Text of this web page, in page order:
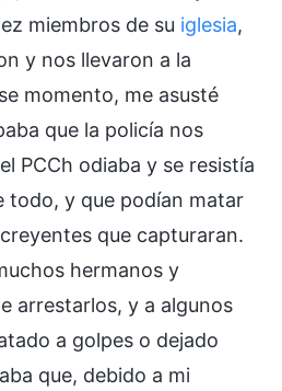
miembros de su iglesia,
y nos llevaron a la
momento, me asusté
que la policía nos
PCCh odiaba y se resistía
todo, y que podían matar
que capturaran.
hermanos y
arrestarlos, y a algunos
a golpes o dejado
que, debido a mi